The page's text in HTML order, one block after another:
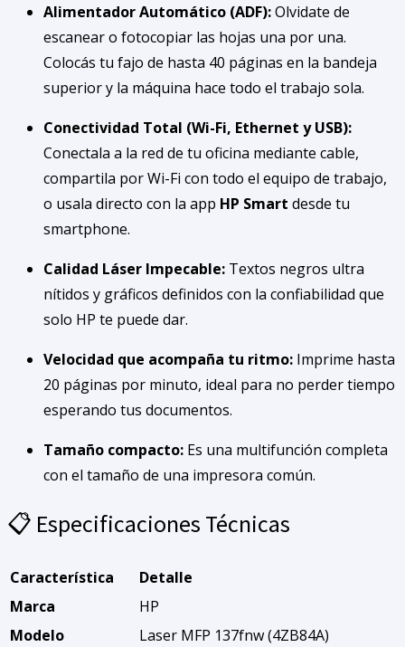
Alimentador Automático (ADF):Olvidate de
escanear o fotocopiar las hojas una por una.
Colocás tu fajo de hasta 40 páginas en la bandeja
superior y la máquina hace todo el trabajo sola.
Conectividad Total (Wi-Fi, Ethernet y USB):
Conectala a la red de tu oficina mediante cable,
compartila por Wi-Fi con todo el equipo de trabajo,
o usala directo con la app HP Smart desde tu
smartphone.
Calidad Láser Impecable: Textos negros ultra
nítidos y gráficos definidos con la confiabilidad que
solo HP te puede dar.
Velocidad que acompaña tu ritmo: Imprime hasta
20 páginas por minuto, ideal para no perder tiempo
esperando tus documentos.
Tamaño compacto: Es una multifunción completa
con el tamaño de una impresora común.
📋 Especificaciones Técnicas
Característica
Detalle
Marca
HP
Modelo
Laser MFP 137fnw (4ZB84A)